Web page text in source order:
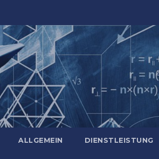
ALLGEMEIN DIENSTLEISTUNG